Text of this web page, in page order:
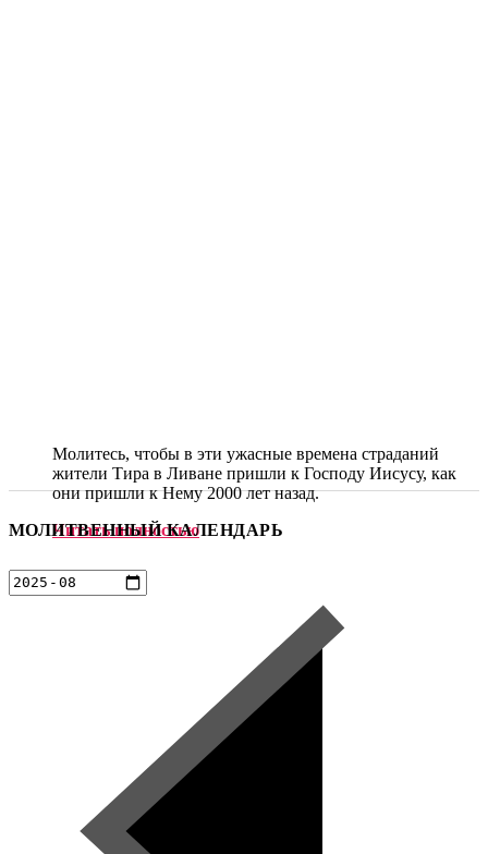
Молитесь, чтобы в эти ужасные времена страданий
жители Тира в Ливане пришли к Господу Иисусу, как
они пришли к Нему 2000 лет назад.
Читать полностью
МОЛИТВЕННЫЙ КАЛЕНДАРЬ